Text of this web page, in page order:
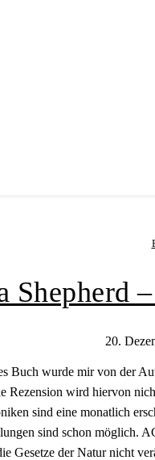
Shepherd
20.
Buch wurde mir von der
Rezension wird hiervon
sind eine monatlich
sind schon möglich.
Gesetze der Natur nicht